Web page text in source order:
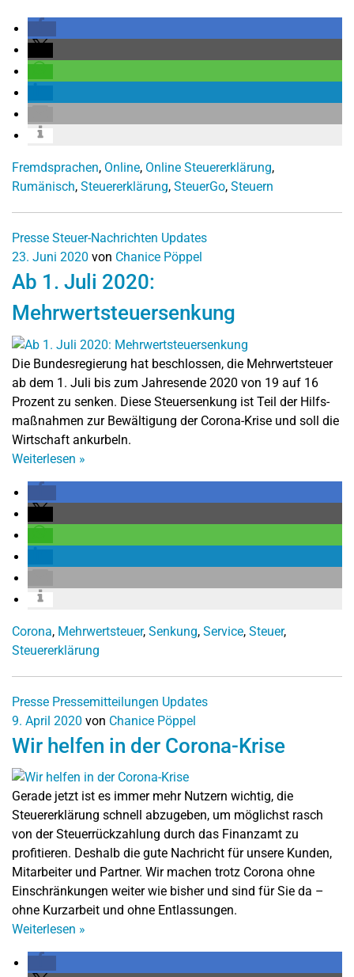
Fremdsprachen, Online, Online Steuererklärung,
Rumänisch, Steuererklärung, SteuerGo, Steuern
Presse Steuer-Nachrichten Updates
23. Juni 2020 von Chanice Pöppel
Ab 1. Juli 2020:
Mehrwertsteuersenkung
Die Bundesregierung hat beschlossen, die Mehrwertsteuer
ab dem 1. Juli bis zum Jahresende 2020 von 19 auf 16
Prozent zu senken. Diese Steuersenkung ist Teil der Hilfs­
maß­nah­men zur Be­wäl­ti­gung der Co­ro­na-Kri­se und soll die
Wirtschaft ankurbeln.
Weiterlesen »
Corona, Mehrwertsteuer, Senkung, Service, Steuer,
Steuererklärung
Presse Pressemitteilungen Updates
9. April 2020 von Chanice Pöppel
Wir helfen in der Corona-Krise
Gerade jetzt ist es immer mehr Nutzern wichtig, die
Steuererklärung schnell abzugeben, um möglichst rasch
von der Steuerrückzahlung durch das Finanzamt zu
profitieren. Deshalb die gute Nachricht für unsere Kunden,
Mitarbeiter und Partner. Wir machen trotz Corona ohne
Einschränkungen weiter wie bisher und sind für Sie da –
ohne Kurzarbeit und ohne Entlassungen.
Weiterlesen »